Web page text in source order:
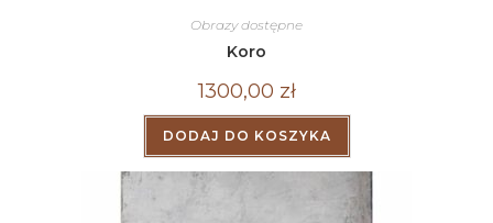
Obrazy dostępne
Koro
1300,00 zł
DODAJ DO KOSZYKA